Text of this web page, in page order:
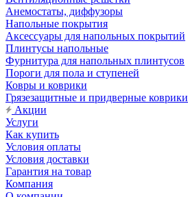
Анемостаты, диффузоры
Напольные покрытия
Аксессуары для напольных покрытий
Плинтусы напольные
Фурнитура для напольных плинтусов
Пороги для пола и ступеней
Ковры и коврики
Грязезащитные и придверные коврики
Акции
Услуги
Как купить
Условия оплаты
Условия доставки
Гарантия на товар
Компания